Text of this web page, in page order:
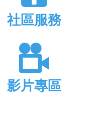
社區服務
影片專區